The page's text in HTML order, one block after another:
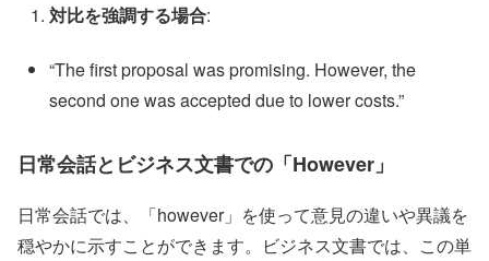
対比を強調する場合:
“The first proposal was promising. However, the
second one was accepted due to lower costs.”
日常会話とビジネス文書での「However」
日常会話では、「however」を使って意見の違いや異議を
穏やかに示すことができます。ビジネス文書では、この単